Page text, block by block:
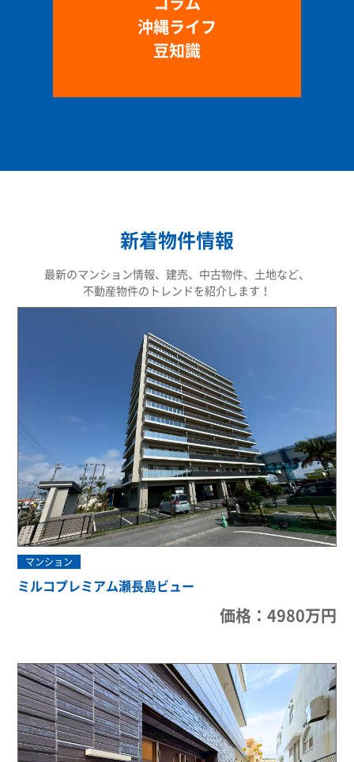
沖縄ライフ
豆知識
新着物件情報
最新のマンション情報、建売、中古物件、土地など、
不動産物件のトレンドを紹介します！
マンション
ミルコプレミアム瀬長島ビュー
価格：4980万円